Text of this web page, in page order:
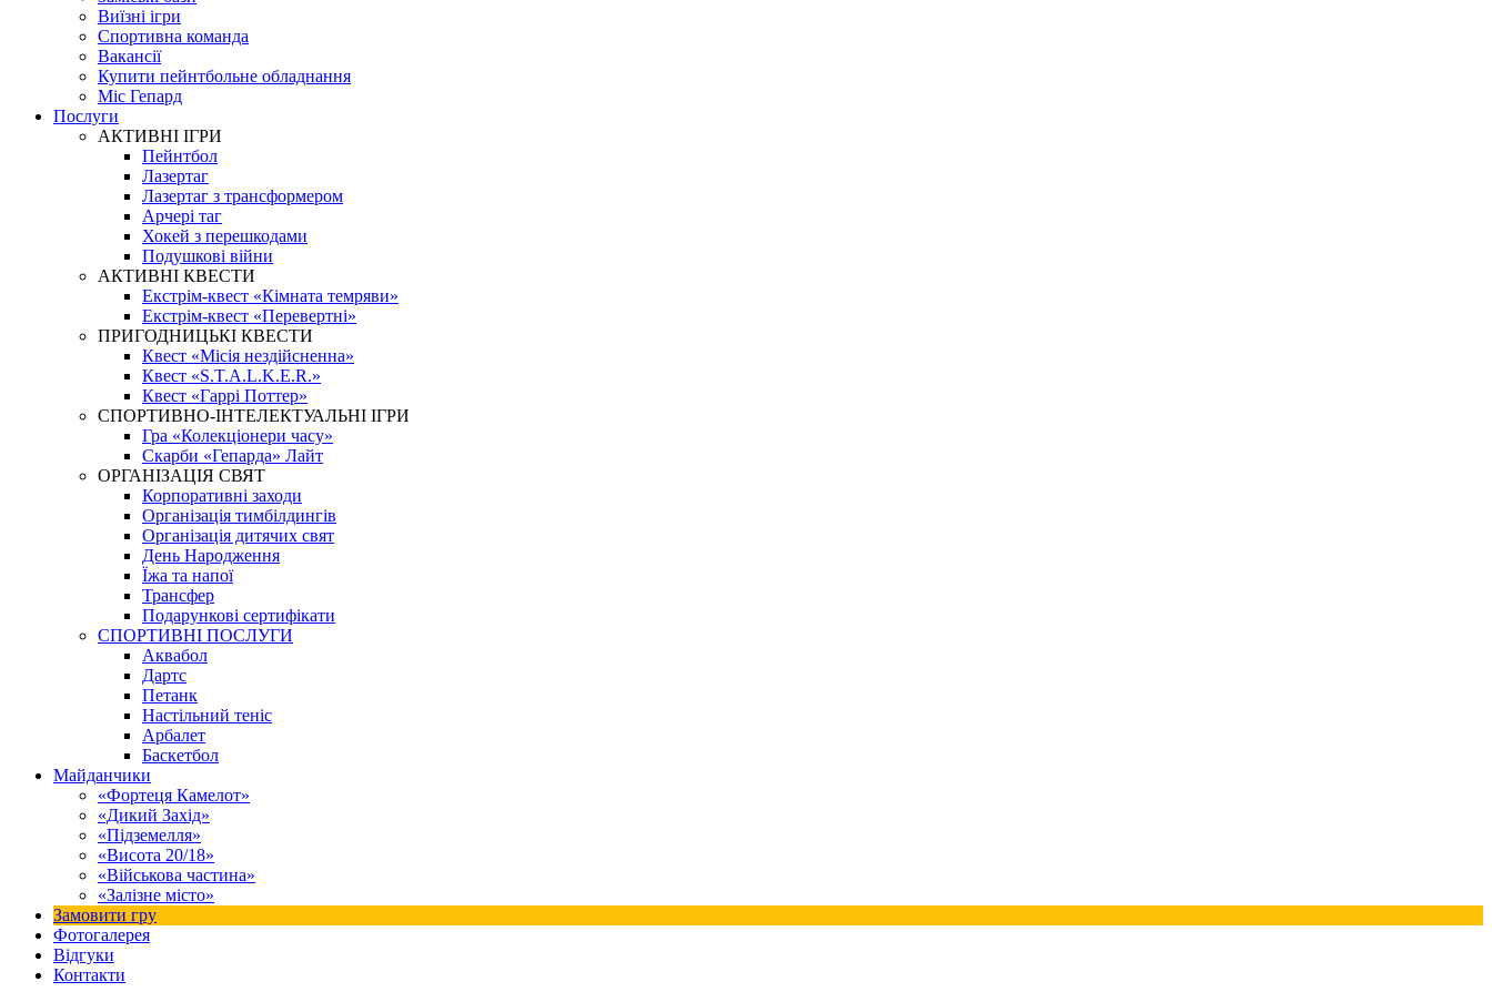
Виїзні ігри
Спортивна команда
Вакансії
Купити пейнтбольне обладнання
Міс Гепард
Послуги
АКТИВНІ ІГРИ
Пейнтбол
Лазертаг
Лазертаг з трансформером
Арчері таг
Хокей з перешкодами
Подушкові війни
АКТИВНІ КВЕСТИ
Екстрім-квест «Кімната темряви»
Екстрім-квест «Перевертні»
ПРИГОДНИЦЬКІ КВЕСТИ
Квест «Місія нездійсненна»
Квест «S.T.A.L.K.E.R.»
Квест «Гаррі Поттер»
СПОРТИВНО-ІНТЕЛЕКТУАЛЬНІ ІГРИ
Гра «Колекціонери часу»
Скарби «Гепарда» Лайт
ОРГАНІЗАЦІЯ СВЯТ
Корпоративні заходи
Організація тимбілдингів
Організація дитячих свят
День Народження
Їжа та напої
Трансфер
Подарункові сертифікати
СПОРТИВНІ ПОСЛУГИ
Аквабол
Дартс
Петанк
Настільний теніс
Арбалет
Баскетбол
Майданчики
«Фортеця Камелот»
«Дикий Захід»
«Підземелля»
«Висота 20/18»
«Військова частина»
«Залізне місто»
Замовити гру
Фотогалерея
Відгуки
Контакти